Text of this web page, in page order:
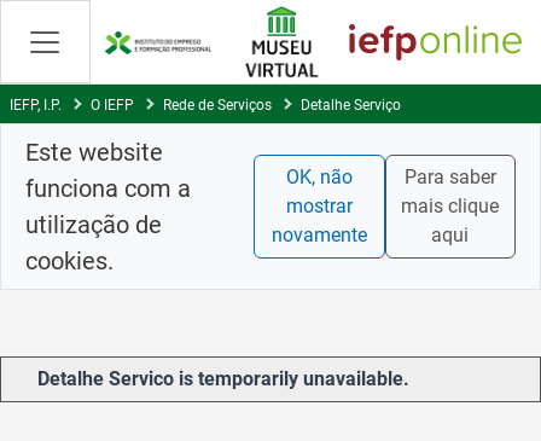
Skip
Content
IEFP, I.P. O IEFP Rede de Serviços Detalhe Serviço
Este website
funciona com a
utilização de
cookies.
OK, não
mostrar
novamente
Para saber
mais clique
aqui
Detalhe Servico is temporarily unavailable.